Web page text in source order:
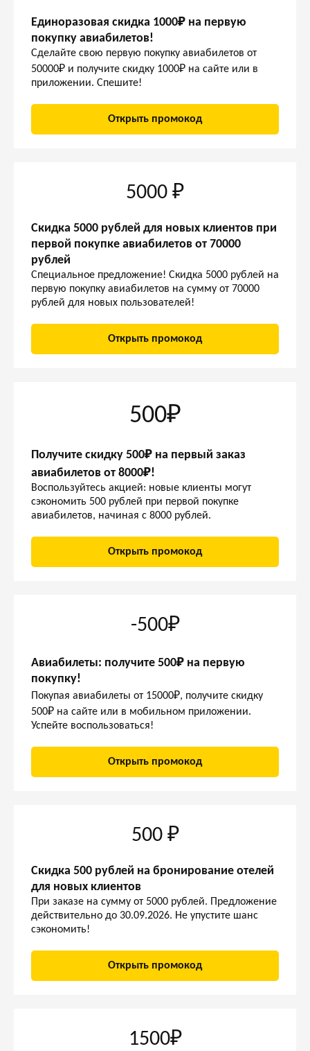
Единоразовая скидка 1000₽ на первую
покупку авиабилетов!
Сделайте свою первую покупку авиабилетов от
50000₽ и получите скидку 1000₽ на сайте или в
приложении. Спешите!
Открыть промокод
5000 ₽
Скидка 5000 рублей для новых клиентов при
первой покупке авиабилетов от 70000
рублей
Специальное предложение! Скидка 5000 рублей на
первую покупку авиабилетов на сумму от 70000
рублей для новых пользователей!
Открыть промокод
500₽
Получите скидку 500₽ на первый заказ
авиабилетов от 8000₽!
Воспользуйтесь акцией: новые клиенты могут
сэкономить 500 рублей при первой покупке
авиабилетов, начиная с 8000 рублей.
Открыть промокод
-500₽
Авиабилеты: получите 500₽ на первую
покупку!
Покупая авиабилеты от 15000₽, получите скидку
500₽ на сайте или в мобильном приложении.
Успейте воспользоваться!
Открыть промокод
500 ₽
Скидка 500 рублей на бронирование отелей
для новых клиентов
При заказе на сумму от 5000 рублей. Предложение
действительно до 30.09.2026. Не упустите шанс
сэкономить!
Открыть промокод
1500₽